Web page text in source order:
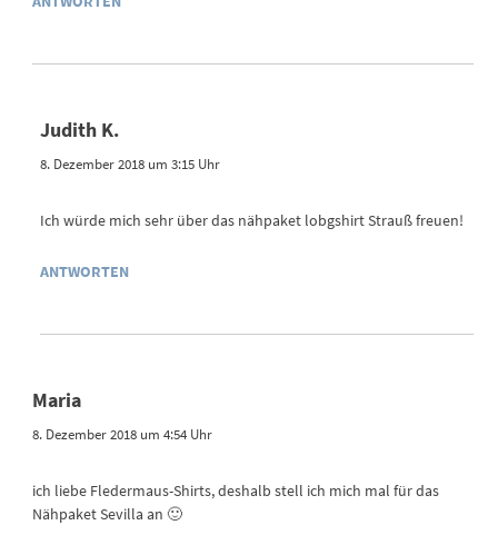
Judith K.
8. Dezember 2018 um 3:15 Uhr
Ich würde mich sehr über das nähpaket lobgshirt Strauß freuen!
ANTWORTEN
Maria
8. Dezember 2018 um 4:54 Uhr
ich liebe Fledermaus-Shirts, deshalb stell ich mich mal für das
Nähpaket Sevilla an 🙂